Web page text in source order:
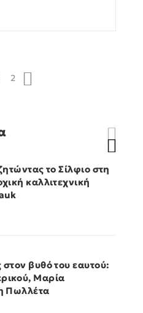
2
το Σίλφιο στη
καλλιτεχνική
βυθό του εαυτού:
Μαρία
Πωλλέτα